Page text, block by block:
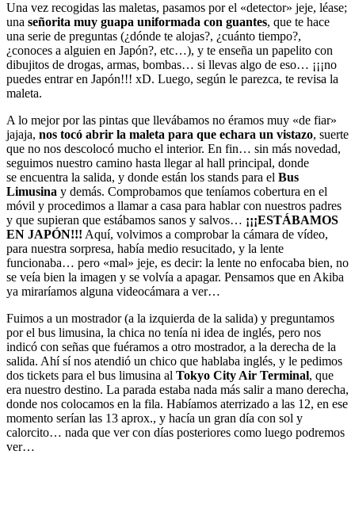
Una vez recogidas las maletas, pasamos por el «detector» jeje, léase;
una señorita muy guapa uniformada con guantes, que te hace
una serie de preguntas (¿dónde te alojas?, ¿cuánto tiempo?,
¿conoces a alguien en Japón?, etc…), y te enseña un papelito con
dibujitos de drogas, armas, bombas… si llevas algo de eso… ¡¡¡no
puedes entrar en Japón!!! xD. Luego, según le parezca, te revisa la
maleta.
A lo mejor por las pintas que llevábamos no éramos muy «de fiar»
jajaja, nos tocó abrir la maleta para que echara un vistazo, suerte
que no nos descolocó mucho el interior. En fin… sin más novedad,
seguimos nuestro camino hasta llegar al hall principal, donde
se encuentra la salida, y donde están los stands para el Bus
Limusina y demás. Comprobamos que teníamos cobertura en el
móvil y procedimos a llamar a casa para hablar con nuestros padres
y que supieran que estábamos sanos y salvos… ¡¡¡ESTÁBAMOS
EN JAPÓN!!! Aquí, volvimos a comprobar la cámara de vídeo,
para nuestra sorpresa, había medio resucitado, y la lente
funcionaba… pero «mal» jeje, es decir: la lente no enfocaba bien, no
se veía bien la imagen y se volvía a apagar. Pensamos que en Akiba
ya miraríamos alguna videocámara a ver…
Fuimos a un mostrador (a la izquierda de la salida) y preguntamos
por el bus limusina, la chica no tenía ni idea de inglés, pero nos
indicó con señas que fuéramos a otro mostrador, a la derecha de la
salida. Ahí sí nos atendió un chico que hablaba inglés, y le pedimos
dos tickets para el bus limusina al Tokyo City Air Terminal, que
era nuestro destino. La parada estaba nada más salir a mano derecha,
donde nos colocamos en la fila. Habíamos aterrizado a las 12, en ese
momento serían las 13 aprox., y hacía un gran día con sol y
calorcito… nada que ver con días posteriores como luego podremos
ver…